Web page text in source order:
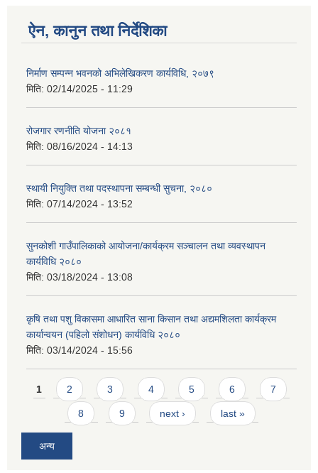
ऐन, कानुन तथा निर्देशिका
निर्माण सम्पन्न भवनको अभिलेखिकरण कार्यविधि, २०७९
मिति: 02/14/2025 - 11:29
रोजगार रणनीति योजना २०८१
मिति: 08/16/2024 - 14:13
स्थायी नियुक्ति तथा पदस्थापना सम्बन्धी सुचना, २०८०
मिति: 07/14/2024 - 13:52
सुनकोशी गाउँपालिकाको आयोजना/कार्यक्रम सञ्चालन तथा व्यवस्थापन
कार्यविधि २०८०
मिति: 03/18/2024 - 13:08
कृषि तथा पशु विकासमा आधारित साना किसान तथा अद्यमशिलता कार्यक्रम
कार्यान्वयन (पहिलो संशोधन) कार्यविधि २०८०
मिति: 03/14/2024 - 15:56
Pages
1 2 3 4 5 6 7
8 9 next › last »
अन्य